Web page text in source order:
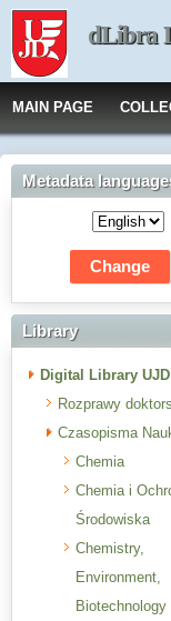
dLibra
MAIN PAGE
Metadata
Library
Digital Library UJD
Rozprawy
Czasopisma
Chemia
Chemia i
Środowiska
Chemistry,
Environment,
Biotechnology